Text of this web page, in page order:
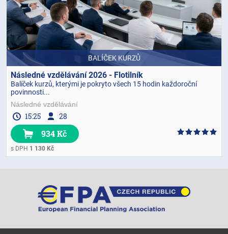
BALÍČEK KURZŮ
Následné vzdělávání 2026 - Flotilník
Balíček kurzů, kterými je pokryto všech 15 hodin každoroční
povinnosti...
Následné vzdělávání
15:25 28
934 Kč
s DPH 1 130 Kč